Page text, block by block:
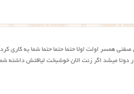
همسر اولت اولا حتما حتما حتما شما یه کاری
میشد اگر زنت الان خوشبخت لیاقتش داشته